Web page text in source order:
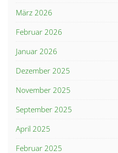
März 2026
Februar 2026
Januar 2026
Dezember 2025
November 2025
September 2025
April 2025
Februar 2025